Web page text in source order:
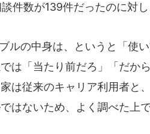
件数が139件だったのに対
ルの中身は、というと「使
は「当たり前だろ」「だか
は従来のキャリア利用者と
はないため、よく調べた上